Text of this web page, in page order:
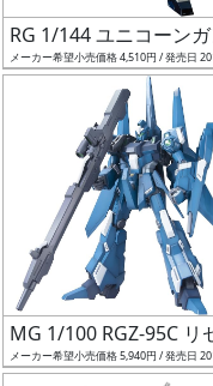
日
発
売
通知
対象
ギ
ャ
ラ
RG 1/144 ユニコーン
メーカー希望小売価格 4,510円 / 発売日
MG 1/100 RGZ-95C リ
メーカー希望小売価格 5,940円 / 発売日